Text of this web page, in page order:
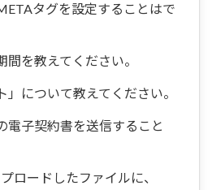
タグを設定することはで
を教えてください。
」について教えてください。
電子契約書を送信すること
ロードしたファイルに、